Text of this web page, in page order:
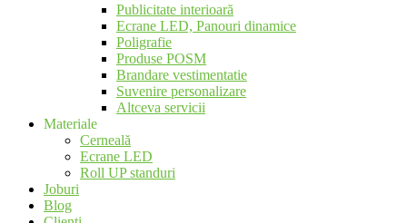
Publicitate interioară
Ecrane LED, Panouri dinamice
Poligrafie
Produse POSM
Brandare vestimentatie
Suvenire personalizare
Altceva servicii
Materiale
Cerneală
Ecrane LED
Roll UP standuri
Joburi
Blog